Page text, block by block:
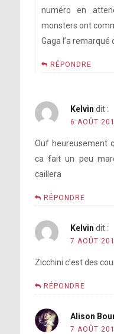
numéro en
monsters ont
Gaga l’a remarqué
RÉPONDRE
Kelvin dit :
6 AOÛT
Ouf heureusement
ca fait un peu
caillera
RÉPONDRE
Kelvin dit :
7 AOÛT
Zicchini c’est des
RÉPONDRE
Alison
7 AOÛT